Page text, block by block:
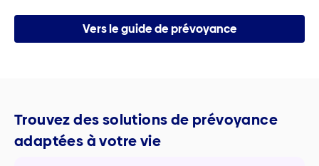
Vers le guide de prévoyance
Trouvez des solutions de prévoyance
adaptées à votre vie